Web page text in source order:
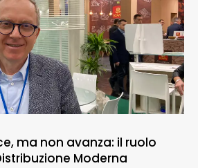
ma non avanza: il ruolo
Moderna